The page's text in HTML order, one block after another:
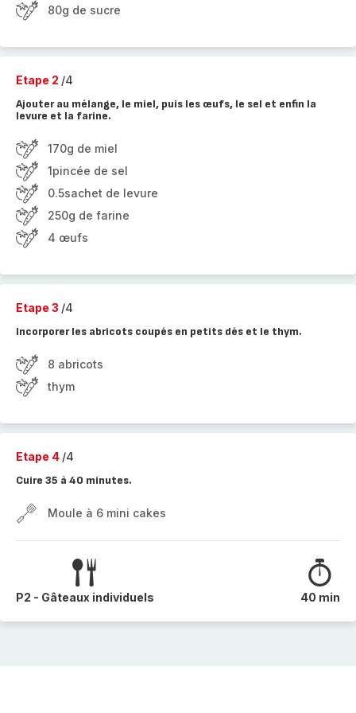
80g de sucre
Etape 2 /4
Ajouter au mélange, le miel, puis les œufs, le sel et enfin la
levure et la farine.
170g de miel
1pincée de sel
0.5sachet de levure
250g de farine
4 œufs
Etape 3 /4
Incorporer les abricots coupés en petits dés et le thym.
8 abricots
thym
Etape 4 /4
Cuire 35 à 40 minutes.
Moule à 6 mini cakes
P2 - Gâteaux individuels 40 min